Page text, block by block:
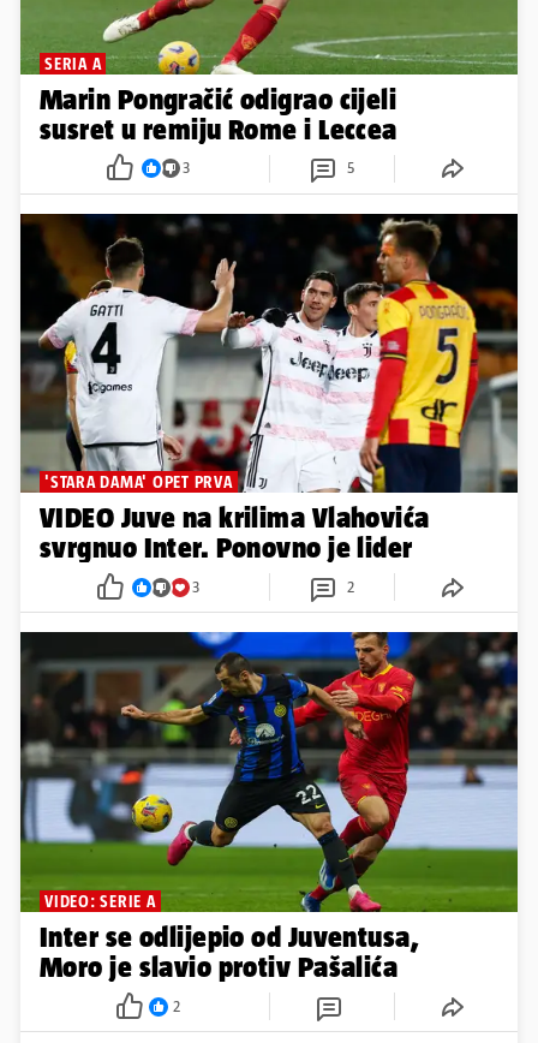
SERIA A
Marin Pongračić odigrao cijeli
susret u remiju Rome i Leccea
3 5
'STARA DAMA' OPET PRVA
VIDEO Juve na krilima Vlahovića
svrgnuo Inter. Ponovno je lider
3 2
VIDEO: SERIE A
Inter se odlijepio od Juventusa,
Moro je slavio protiv Pašalića
2